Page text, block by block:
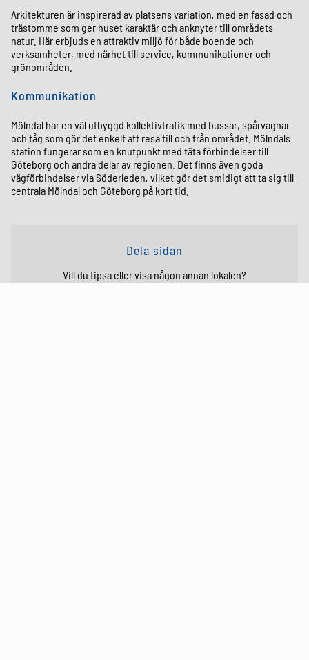
Arkitekturen är inspirerad av platsens variation, med en fasad och
trästomme som ger huset karaktär och anknyter till områdets
natur. Här erbjuds en attraktiv miljö för både boende och
verksamheter, med närhet till service, kommunikationer och
grönområden.
Kommunikation
Mölndal har en väl utbyggd kollektivtrafik med bussar, spårvagnar
och tåg som gör det enkelt att resa till och från området. Mölndals
station fungerar som en knutpunkt med täta förbindelser till
Göteborg och andra delar av regionen. Det finns även goda
vägförbindelser via Söderleden, vilket gör det smidigt att ta sig till
centrala Mölndal och Göteborg på kort tid.
Dela sidan
Vill du tipsa eller visa någon annan lokalen?